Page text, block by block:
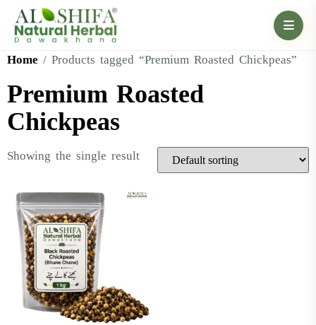
Home / Products tagged “Premium Roasted Chickpeas”
Premium Roasted
Chickpeas
Showing the single result